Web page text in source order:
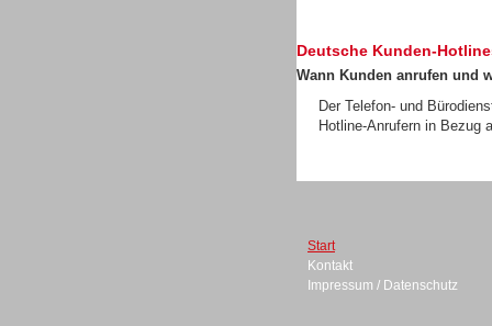
Deutsche Kunden-
Wann Kunden anrufen und
Der Telefon- und
Hotline-Anrufern in Bezug
Start
Kontakt
Impressum / Datenschutz